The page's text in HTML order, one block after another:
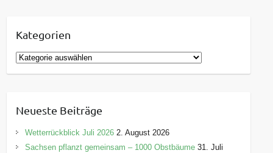
Kategorien
K
a
g
o
r
Neueste Beiträge
Wetterrückblick Juli 2026 2. August 2026
Sachsen pflanzt gemeinsam – 1000 Obstbäume 31. Juli